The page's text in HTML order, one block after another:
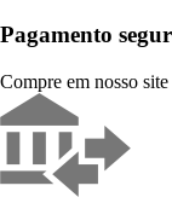
Pagamento
Compre em nosso